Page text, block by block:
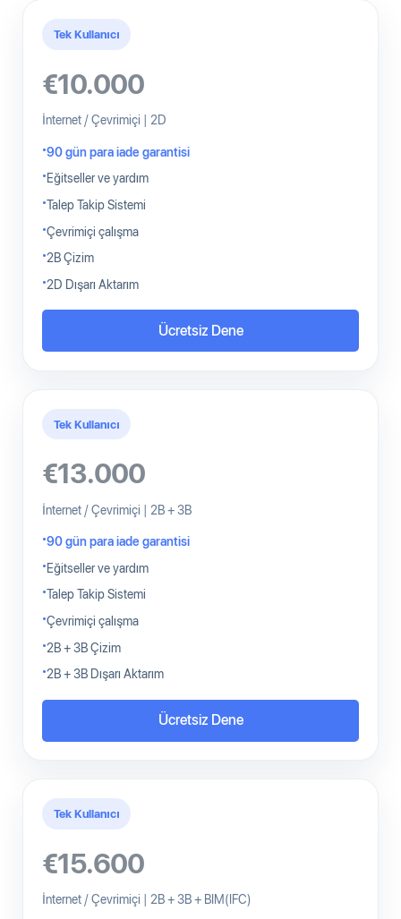
Tek Kullanıcı
€10.000
İnternet / Çevrimiçi | 2D
90 gün para iade garantisi
Eğitseller ve yardım
Talep Takip Sistemi
Çevrimiçi çalışma
2B Çizim
2D Dışarı Aktarım
Ücretsiz Dene
Tek Kullanıcı
€13.000
İnternet / Çevrimiçi | 2B + 3B
90 gün para iade garantisi
Eğitseller ve yardım
Talep Takip Sistemi
Çevrimiçi çalışma
2B + 3B Çizim
2B + 3B Dışarı Aktarım
Ücretsiz Dene
Tek Kullanıcı
€15.600
İnternet / Çevrimiçi | 2B + 3B + BIM(IFC)